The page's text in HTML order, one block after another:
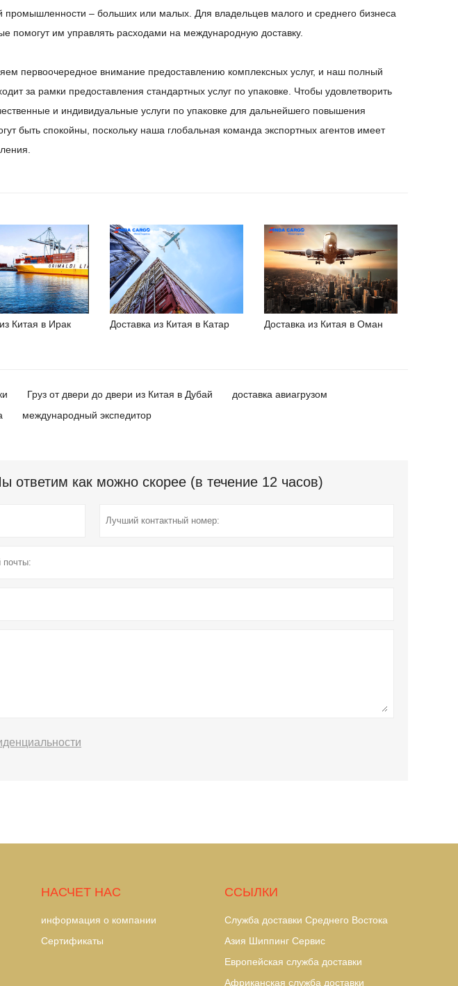
промышленности – больших или малых. Для владельцев малого и среднего бизнеса
помогут им управлять расходами на международную доставку.
первоочередное внимание предоставлению комплексных услуг, и наш полный
за рамки предоставления стандартных услуг по упаковке. Чтобы удовлетворить
и индивидуальные услуги по упаковке для дальнейшего повышения
быть спокойны, поскольку наша глобальная команда экспортных агентов имеет
Китая в Ирак Доставка из Китая в Катар Доставка из Китая в Оман
Груз от двери до двери из Китая в Дубай
доставка авиагрузом
международный экспедитор
как можно скорее (в течение 12 часов)
НАСЧЕТ НАС
информация о компании
Сертификаты
ССЫЛКИ
Служба доставки Среднего Востока
Азия Шиппинг Сервис
Европейская служба доставки
Африканская служба доставки